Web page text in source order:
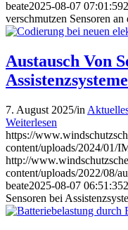
beate2025-08-07 07:01:59
verschmutzen Sensoren
Austausch Von
7. August 2025/in
Weiterlesen
https://
content/uploads/2024/01/
http://
content/uploads/2022/08/
beate2025-08-07 06:51:35
Sensoren bei